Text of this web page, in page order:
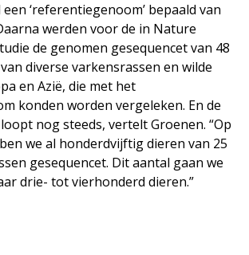
‘referentiegenoom’ bepaald van
werden voor de in Nature
de genomen gesequencet van 48
diverse varkensrassen en wilde
en Azië, die met het
konden worden vergeleken. En de
loopt nog steeds, vertelt Groenen. “Op
we al honderdvijftig dieren van 25
gesequencet. Dit aantal gaan we
drie- tot vierhonderd dieren.”